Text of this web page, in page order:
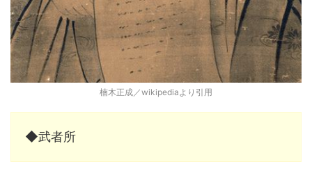
楠木正成／wikipediaより引用
◆武者所